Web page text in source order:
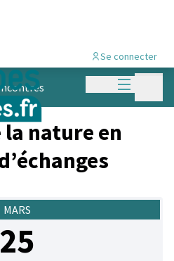
Menu
Se connecter
la nature en
MARS
25